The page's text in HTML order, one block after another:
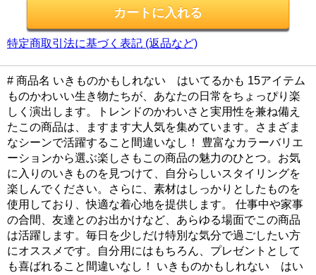
特定商取引法に基づく表記 (返品など)
# 商品名 いきものかもしれない はいてるかも 15アイテム
ものかわいい生き物たちが、あなたの日常をちょっぴり楽
しく演出します。トレンドのかわいさと実用性を兼ね備え
たこの商品は、ますます大人気を集めています。さまざま
なシーンで活躍すること間違いなし！ 豊富なカラーバリエ
ーションから選ぶ楽しさもこの商品の魅力のひとつ。お気
に入りのいきものを見つけて、自分らしいスタイリングを
楽しんでください。さらに、素材はしっかりとしたものを
使用しており、快適な着心地を提供します。 仕事中や家事
の合間、友達とのお出かけなど、あらゆる場面でこの商品
は活躍します。毎日を少しだけ特別な気分で過ごしたい方
にオススメです。自分用にはもちろん、プレゼントとして
も喜ばれること間違いなし！ いきものかもしれない はい